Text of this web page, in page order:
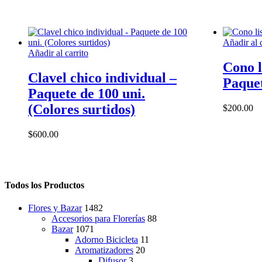
Añadir al carrito
Clavel chico individual –
Paquete de 100 uni.
(Colores surtidos)
$600.00
Añadir al
Cono
$200.00
Todos los Productos
Flores y Bazar 1482
Accesorios para Florerías 88
Bazar 1071
Adorno Bicicleta 11
Aromatizadores 20